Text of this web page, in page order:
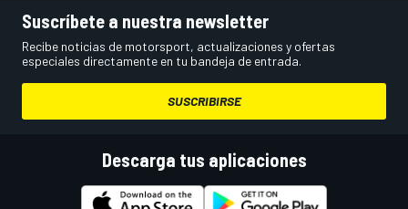
Suscríbete a nuestra newsletter
Recibe noticias de motorsport, actualizaciones y ofertas
especiales directamente en tu bandeja de entrada.
SUSCRIBIRSE
Descarga tus aplicaciones